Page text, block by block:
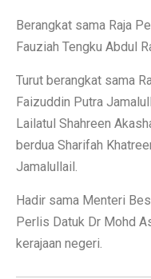
Berangkat sama Raja
Fauziah Tengku Abdul
Turut berangkat sama
Faizuddin Putra
Lailatul Shahreen
berdua Sharifah
Jamalullail.
Hadir sama Menteri
Perlis Datuk Dr Mohd
kerajaan negeri.